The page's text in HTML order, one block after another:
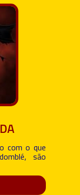
com o que
são